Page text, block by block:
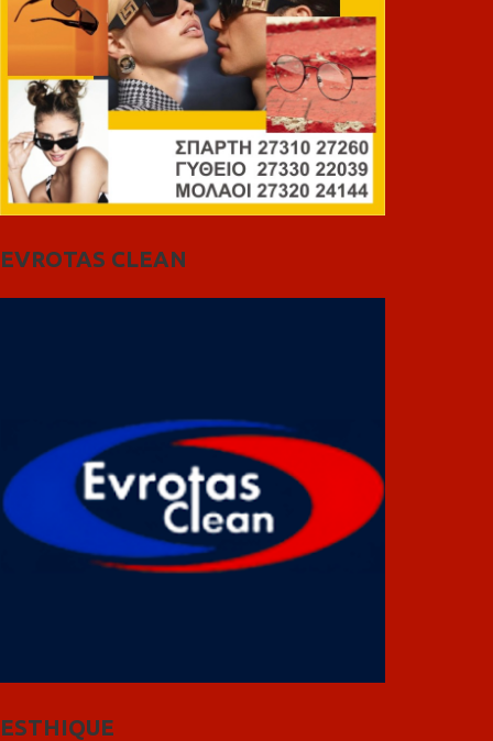
EVROTAS CLEAN
ESTHIQUE